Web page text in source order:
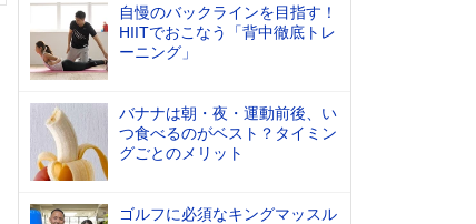
自慢のバックラインを目指す！
HIITでおこなう「背中徹底トレ
ーニング」
バナナは朝・夜・運動前後、い
つ食べるのがベスト？タイミン
グごとのメリット
ゴルフに必須なキングマッスル